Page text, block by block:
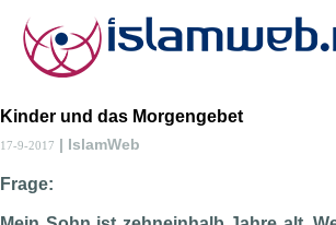
Kinder und das Morgengebet
17-9-2017 | IslamWeb
Frage: